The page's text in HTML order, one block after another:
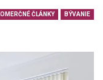
ČLÁNKY BÝVANIE